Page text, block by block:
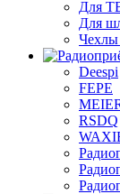
Для
Для
Чехлы
Deespi
FEPE
RSDQ